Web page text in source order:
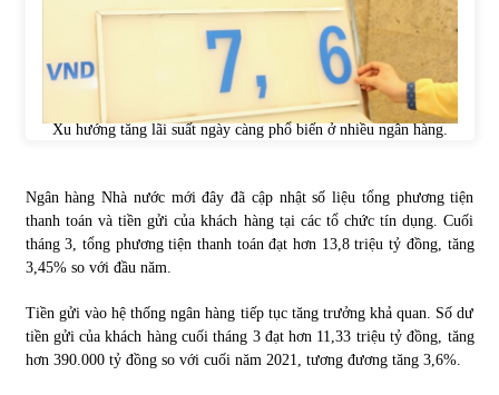
Tiền gửi vào ngân hàng tiếp tục tăng mạnh
31/05/2022
S&P Ratings cập nhật xếp hạng tín nhiệm của
Vietcombank và Eximbank
Chứng khoán ngày 30/5/2022: Top 10 cổ phiếu nổi bật
31/05/2022
Phân tích giá tiền điện tử sau ngày thị trường lập kỷ lục
vốn hóa
09/11/2021
Xu hướng tăng lãi suất ngày càng phổ biến ở nhiều ngân hàng.
Ngân hàng Nhà nước mới đây đã cập nhật số liệu tổng phương tiện
thanh toán và tiền gửi của khách hàng tại các tổ chức tín dụng. Cuối
tháng 3, tổng phương tiện thanh toán đạt hơn 13,8 triệu tỷ đồng, tăng
3,45% so với đầu năm.
Tiền gửi vào hệ thống ngân hàng tiếp tục tăng trưởng khả quan. Số dư
tiền gửi của khách hàng cuối tháng 3 đạt hơn 11,33 triệu tỷ đồng, tăng
hơn 390.000 tỷ đồng so với cuối năm 2021, tương đương tăng 3,6%.